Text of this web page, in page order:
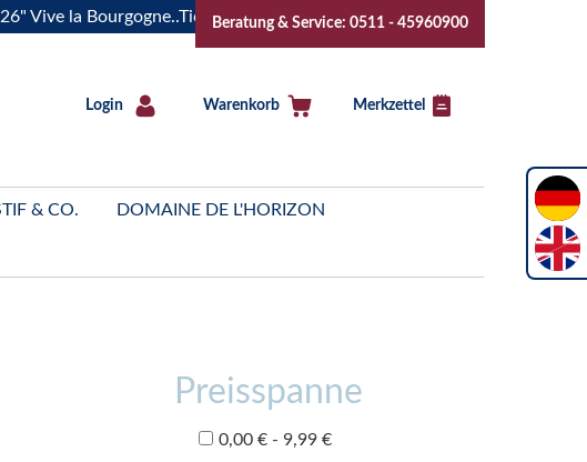
la Bourgogne..Tickets jetzt buchen! "Das Sommerfest 2026" Vive la
Beratung & Service: 0511 - 45960900
Login Warenkorb Merkzettel
& CO. DOMAINE DE L'HORIZON
Preisspanne
0,00 € - 9,99 €